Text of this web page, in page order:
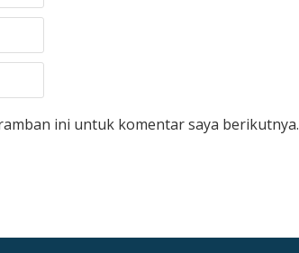
ini untuk komentar saya berikutnya.